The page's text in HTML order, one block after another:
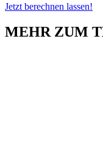
Jetzt berechnen lassen!
MEHR ZUM